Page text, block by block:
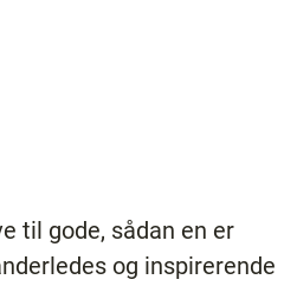
til gode, sådan en er
og inspirerende